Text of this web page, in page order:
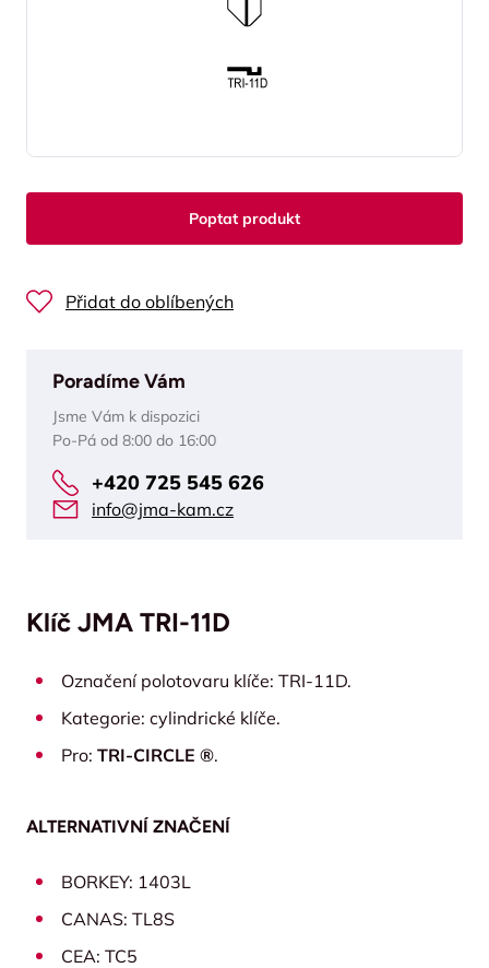
Poptat produkt
Přidat do oblíbených
Poradíme Vám
Jsme Vám k dispozici
Po-Pá od 8:00 do 16:00
+420 725 545 626
info@jma-kam.cz
Klíč JMA TRI-11D
Označení polotovaru klíče: TRI-11D.
Kategorie: cylindrické klíče.
Pro: TRI-CIRCLE ®.
ALTERNATIVNÍ ZNAČENÍ
BORKEY: 1403L
CANAS: TL8S
CEA: TC5